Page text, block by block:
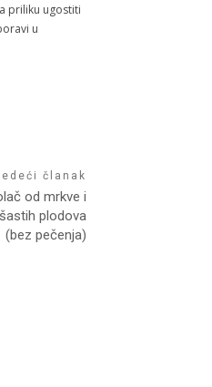
priliku ugostiti
u
članak
od mrkve i
plodova
(bez pečenja)